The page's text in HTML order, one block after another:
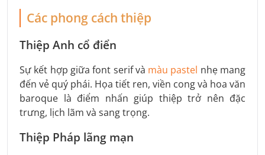
Các phong cách thiệp
Thiệp Anh cổ điển
Sự kết hợp giữa font serif và màu pastel nhẹ mang
đến vẻ quý phái. Họa tiết ren, viền cong và hoa văn
baroque là điểm nhấn giúp thiệp trở nên đặc
trưng, lịch lãm và sang trọng.
Thiệp Pháp lãng mạn